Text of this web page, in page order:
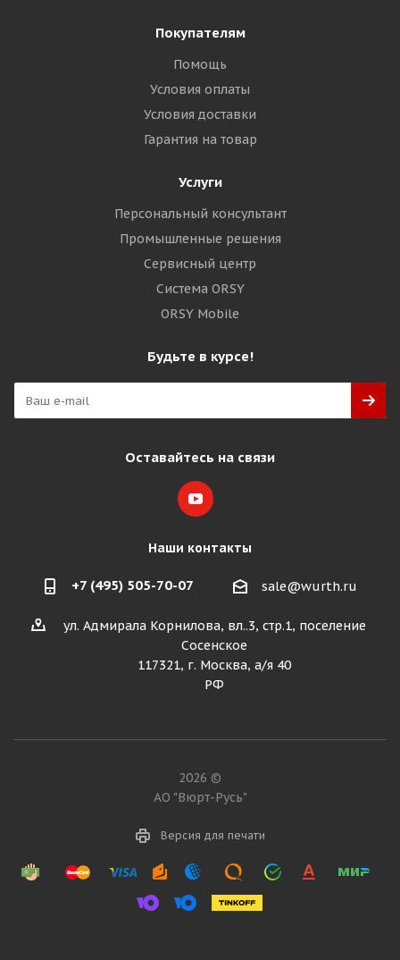
Покупателям
Помощь
Условия оплаты
Условия доставки
Гарантия на товар
Услуги
Персональный консультант
Промышленные решения
Сервисный центр
Система ORSY
ORSY Mobile
Будьте в курсе!
Оставайтесь на связи
Наши контакты
+7 (495) 505-70-07 sale@wurth.ru
ул. Адмирала Корнилова, вл..3, стр.1, поселение
Сосенское
117321, г. Москва, а/я 40
РФ
2026 ©
АО "Вюрт-Русь"
Версия для печати